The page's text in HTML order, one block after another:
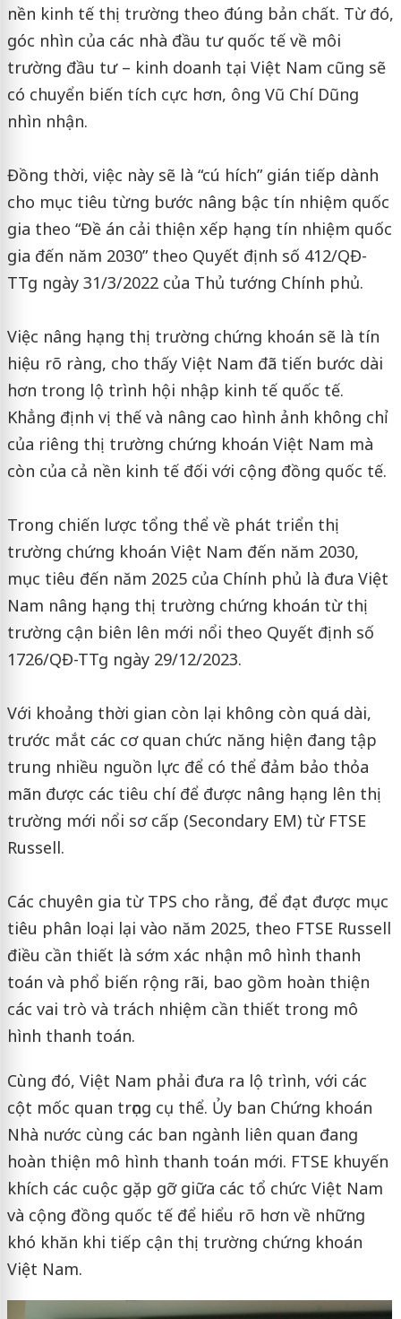
nền kinh tế thị trường theo đúng bản chất. Từ đó,
góc nhìn của các nhà đầu tư quốc tế về môi
trường đầu tư – kinh doanh tại Việt Nam cũng sẽ
có chuyển biến tích cực hơn, ông Vũ Chí Dũng
nhìn nhận.
Đồng thời, việc này sẽ là “cú hích” gián tiếp dành
cho mục tiêu từng bước nâng bậc tín nhiệm quốc
gia theo “Đề án cải thiện xếp hạng tín nhiệm quốc
gia đến năm 2030” theo Quyết định số 412/QĐ-
TTg ngày 31/3/2022 của Thủ tướng Chính phủ.
Việc nâng hạng thị trường chứng khoán sẽ là tín
hiệu rõ ràng, cho thấy Việt Nam đã tiến bước dài
hơn trong lộ trình hội nhập kinh tế quốc tế.
Khẳng định vị thế và nâng cao hình ảnh không chỉ
của riêng thị trường chứng khoán Việt Nam mà
còn của cả nền kinh tế đối với cộng đồng quốc tế.
Trong chiến lược tổng thể về phát triển thị
trường chứng khoán Việt Nam đến năm 2030,
mục tiêu đến năm 2025 của Chính phủ là đưa Việt
Nam nâng hạng thị trường chứng khoán từ thị
trường cận biên lên mới nổi theo Quyết định số
1726/QĐ-TTg ngày 29/12/2023.
Với khoảng thời gian còn lại không còn quá dài,
trước mắt các cơ quan chức năng hiện đang tập
trung nhiều nguồn lực để có thể đảm bảo thỏa
mãn được các tiêu chí để được nâng hạng lên thị
trường mới nổi sơ cấp (Secondary EM) từ FTSE
Russell.
Các chuyên gia từ TPS cho rằng, để đạt được mục
tiêu phân loại lại vào năm 2025, theo FTSE Russell
điều cần thiết là sớm xác nhận mô hình thanh
toán và phổ biến rộng rãi, bao gồm hoàn thiện
các vai trò và trách nhiệm cần thiết trong mô
hình thanh toán.
Cùng đó, Việt Nam phải đưa ra lộ trình, với các
cột mốc quan trọng cụ thể. Ủy ban Chứng khoán
Nhà nước cùng các ban ngành liên quan đang
hoàn thiện mô hình thanh toán mới. FTSE khuyến
khích các cuộc gặp gỡ giữa các tổ chức Việt Nam
và cộng đồng quốc tế để hiểu rõ hơn về những
khó khăn khi tiếp cận thị trường chứng khoán
Việt Nam.